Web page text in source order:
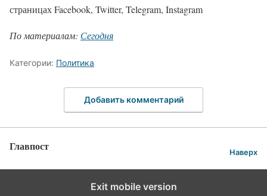
страницах Facebook, Twitter, Telegram, Instagram
По материалам: Сегодня
Категории: Политика
Добавить комментарий
Главпост Наверх
Exit mobile version